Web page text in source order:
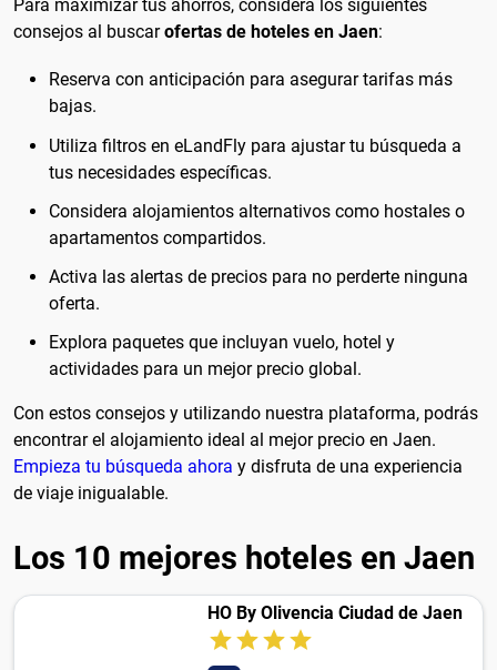
Para maximizar tus ahorros, considera los siguientes
consejos al buscarofertas de hoteles en Jaen:
Reserva con anticipación para asegurar tarifas más
bajas.
Utiliza filtros en eLandFly para ajustar tu búsqueda a
tus necesidades específicas.
Considera alojamientos alternativos como hostales o
apartamentos compartidos.
Activa las alertas de precios para no perderte ninguna
oferta.
Explora paquetes que incluyan vuelo, hotel y
actividades para un mejor precio global.
Con estos consejos y utilizando nuestra plataforma, podrás
encontrar el alojamiento ideal al mejor precio en Jaen.
Empieza tu búsqueda ahora y disfruta de una experiencia
de viaje inigualable.
Los 10 mejores hoteles en Jaen
HO By Olivencia Ciudad de Jaen